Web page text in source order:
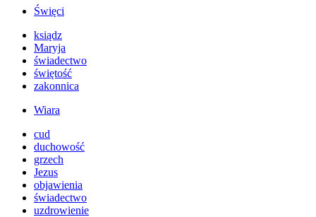
Święci
ksiądz
Maryja
świadectwo
świętość
zakonnica
Wiara
cud
duchowość
grzech
Jezus
objawienia
świadectwo
uzdrowienie